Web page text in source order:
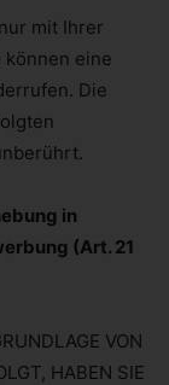
mit Ihrer
eine
Die
in
(Art. 21
VON
HABEN SIE